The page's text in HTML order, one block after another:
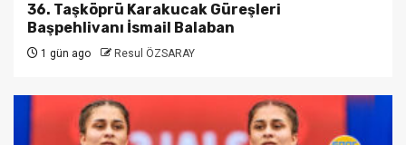
36. Taşköprü Karakucak Güreşleri
Başpehlivanı İsmail Balaban
1 gün ago Resul ÖZSARAY